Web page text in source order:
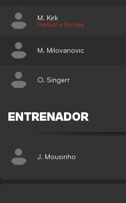
M. Kirk
Prestado a Barnsley
M. Milovanovic
O. Singerr
ENTRENADOR
J. Mousinho